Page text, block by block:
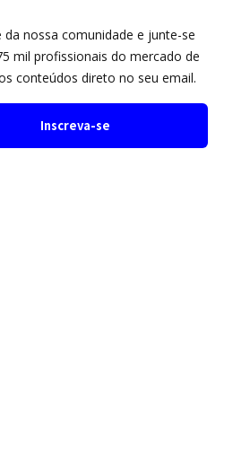
nossa comunidade e junte-se
mil profissionais do mercado de
conteúdos direto no seu email.
Inscreva-se